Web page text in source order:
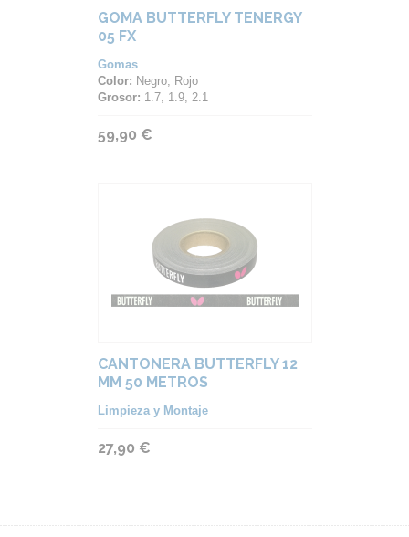
GOMA BUTTERFLY TENERGY
05 FX
Gomas
Color: Negro, Rojo
Grosor: 1.7, 1.9, 2.1
59,90 €
CANTONERA BUTTERFLY 12
MM 50 METROS
Limpieza y Montaje
27,90 €